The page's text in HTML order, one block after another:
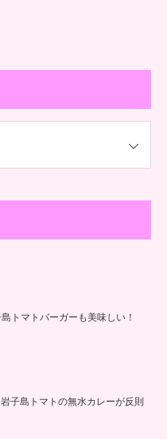
トマトバーガーも美味しい！
子島トマトの無水カレーが反則